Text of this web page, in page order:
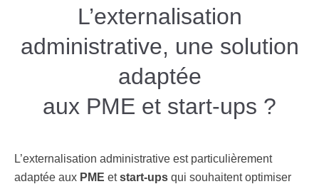
L’externalisation
administrative, une solution
adaptée
aux PME et start-ups ?
L’externalisation administrative est particulièrement
adaptée aux PME etstart-ups qui souhaitent optimiser